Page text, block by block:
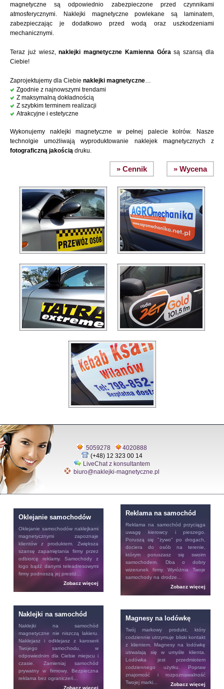
magnetyczne są odpowiednio zabezpieczone przed czynnikami
atmosferycznymi. Naklejki magnetyczne powlekane są laminatem,
zabezpieczając je dodatkowo przed wodą oraz uszkodzeniami
mechanicznymi.
Teraz już wiesz,naklejki magnetyczne Kamienna Górasą szansą dla
Ciebie!
Zaprojektujemy dla Ciebie naklejki magnetyczne…
Zgodnie z najnowszymi trendami
Z maksymalną dokładnością
Z szybkim terminem realizacji
Atrakcyjne i estetyczne
Wykonujemy naklejki magnetyczne w pełnej palecie kolrów. Nasze
technolgie umożliwają wyproduktowanie naklejek magnetycznych z
fotograficzną jakością druku.
» Wycena
» Cennik
5059278
4020888
(+48) 12 323 00 14
LiveChat z konsultantem
biuro@naklejki-magnetyczne.pl
Oklejanie samochodów
Oklejanie samochodów naklejkami
magnetycznymi zapoznaje
klientów z produktem. Zwiększa
szansę zapamiętania firmy przez
odbiorcę reklamy. Samochody z
logo bądź danymi teleadresowymi
firmy podnoszą jej prestiż...
Zobacz więcej
Reklama na samochód
Reklama na samochód przyciąga
uwagę kierowcy i pieszego.
Poruszą się "żywo" po drogach,
dociera do osób na terenie,
którym poruszasz się swoim
samochodem. Dba o dobry
wizerunek firmy. Wyróżnia Twoje
samochody na drodze...
Zobacz więcej
Naklejki na samochód
Naklejki na samochód
magnetyczne nie niszczą lakieru.
Naklejasz i odklejasz z karoserii
Twojego samochodu, w
odpowiednim dla Ciebie miejscu i
czasie. Zamieniaj samochód
prywatny w firmowy. Bezpieczna
reklama bez ograniczeń...
Magnesy na lodówkę
Twój markowy produkt, który
codziennie utrzymuje bliski kontakt
z klientem. Magnesy na lodówkę
utrwalają się w umyśle klienta.
Lodówka jest przedmiotem
codziennego użytku. Popraw
znajomość i rozpoznawalność
Twojej marki...
Zobacz więcej